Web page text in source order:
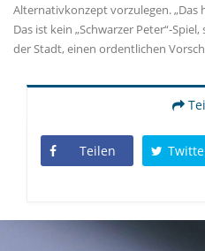
Alternativkonzept vorzulegen. „Das
Das ist kein „Schwarzer Peter“-
der Stadt, einen ordentlichen
Teilen